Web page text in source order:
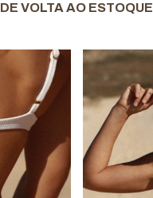
DE VOLTA AO ESTOQUE